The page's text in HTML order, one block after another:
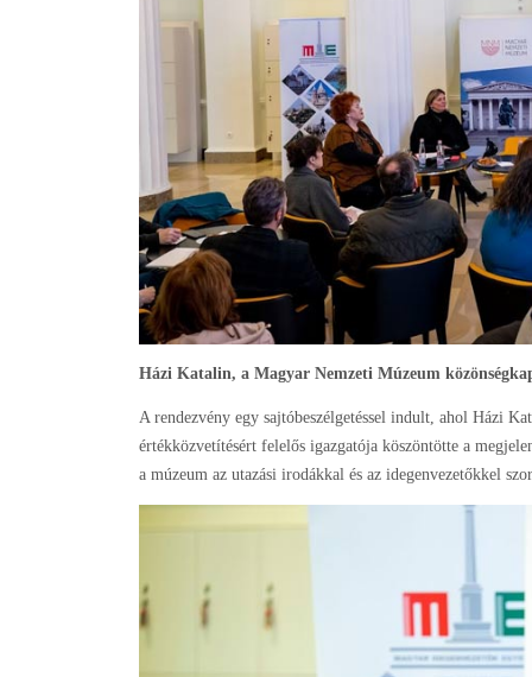
Házi Katalin, a Magyar Nemzeti Múzeum
A rendezvény egy sajtóbeszélgetéssel indult, ahol Házi
értékközvetítésért felelős igazgatója köszöntötte a
a múzeum az utazási irodákkal és az idegenvezetőkkel